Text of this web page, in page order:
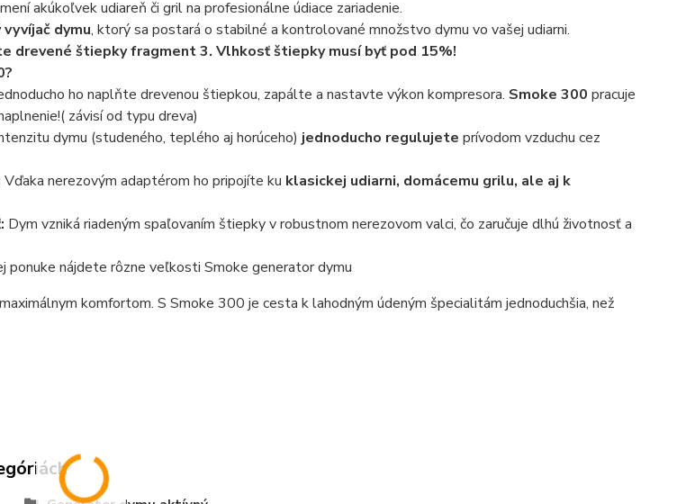
akúkoľvek udiareň či gril na profesionálne údiace zariadenie.
dymu, ktorý sa postará o stabilné a kontrolované množstvo dymu vo vašej udiarni.
drevené štiepky fragment 3. Vlhkosť štiepky musí byť pod 15%!
ho naplňte drevenou štiepkou, zapálte a nastavte výkon kompresora. Smoke 300 pracuje
závisí od typu dreva)
dymu (studeného, teplého aj horúceho) jednoducho regulujete prívodom vzduchu cez
Vďaka nerezovým adaptérom ho pripojíte ku klasickej udiarni, domácemu grilu, ale aj k
Dym vzniká riadeným spaľovaním štiepky v robustnom nerezovom valci, čo zaručuje dlhú životnosť a
ponuke nájdete rôzne veľkosti Smoke generator dymu
komfortom. S Smoke 300 je cesta k lahodným údeným špecialitám jednoduchšia, než